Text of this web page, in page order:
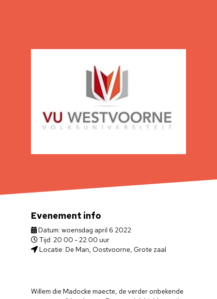
Willem die Madocke maecte, de verder onbekende
Evenement info
Datum: woensdag april 6 2022
Tijd: 20.00 - 22.00 uur
Locatie: De Man, Oostvoorne, Grote zaal